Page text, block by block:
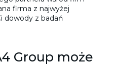
firma z najwyżej
dowody z badań
Group może